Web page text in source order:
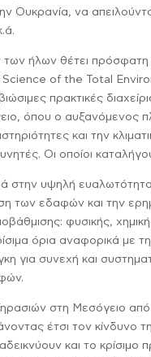
Ουκρανία, να
των ήλων θέτει
Science of the Total
πρακτικές
όπου ο αυξανόμενος
και την
Οι οποίοι
στην υψηλή
των εδαφών και την
φυσικής,
όρια αναφορικά με
για συνεχή και
στη Μεσόγειο από
έτσι τον κίνδυνο
και το